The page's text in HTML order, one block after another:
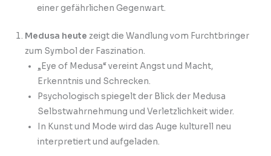
einer gefährlichen Gegenwart.
Medusa heute zeigt die Wandlung vom Furchtbringer
zum Symbol der Faszination.
„Eye of Medusa“ vereint Angst und Macht,
Erkenntnis und Schrecken.
Psychologisch spiegelt der Blick der Medusa
Selbstwahrnehmung und Verletzlichkeit wider.
In Kunst und Mode wird das Auge kulturell neu
interpretiert und aufgeladen.